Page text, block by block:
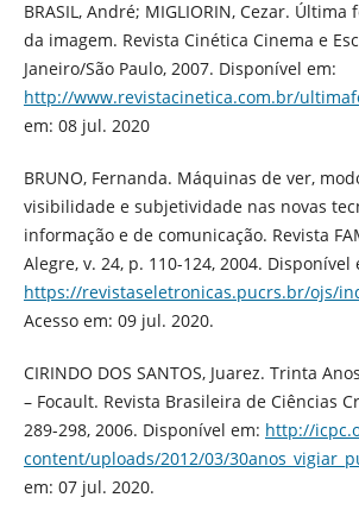
BRASIL, André; MIGLIORIN, Cezar.
da imagem. Revista Cinética Cinema e
Janeiro/São Paulo, 2007. Disponível em:
http://www.revistacinetica.com.br/
em: 08 jul. 2020
BRUNO, Fernanda. Máquinas de ver,
visibilidade e subjetividade nas novas
informação e de comunicação. Revista
Alegre, v. 24, p. 110-124, 2004. Disponível
https://revistaseletronicas.pucrs.br/ojs/
Acesso em: 09 jul. 2020.
CIRINDO DOS SANTOS, Juarez. Trinta
– Focault. Revista Brasileira de Ciências
289-298, 2006. Disponível em: http://
content/uploads/2012/03/
em: 07 jul. 2020.